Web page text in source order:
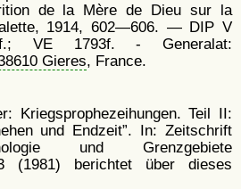
de la Mère de Dieu sur la
1914, 602—606. — DIP V
VE 1793f. - Generalat:
Gieres, France.
Kriegsprophezeihungen. Teil II:
und Endzeit . In: Zeitschrift
und Grenzgebiete
(1981) berichtet über dieses